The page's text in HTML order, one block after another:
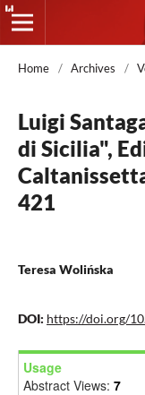
Home / Archives /
Luigi
di Sicilia",
421
Teresa Wolińska
DOI: https://doi.org/
Usage
Abstract Views: 7